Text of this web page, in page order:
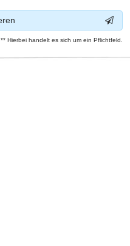
** Hierbei handelt es sich um ein Pflichtfeld.